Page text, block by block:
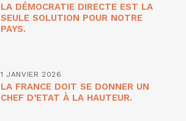
LA DÉMOCRATIE DIRECTE EST LA
SEULE SOLUTION POUR NOTRE
PAYS.
1 JANVIER 2026
LA FRANCE DOIT SE DONNER UN
CHEF D’ETAT À LA HAUTEUR.